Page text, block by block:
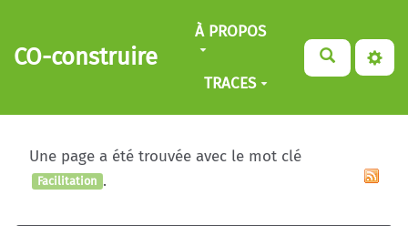
Aller au contenu principal
CO-construire
À PROPOS
TRACES
Une page a été trouvée avec le mot clé
Facilitation .